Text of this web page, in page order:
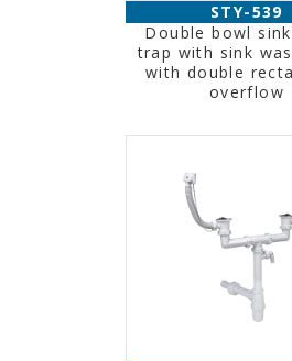
STY-539
Double bowl
trap with sink
with double
overflow